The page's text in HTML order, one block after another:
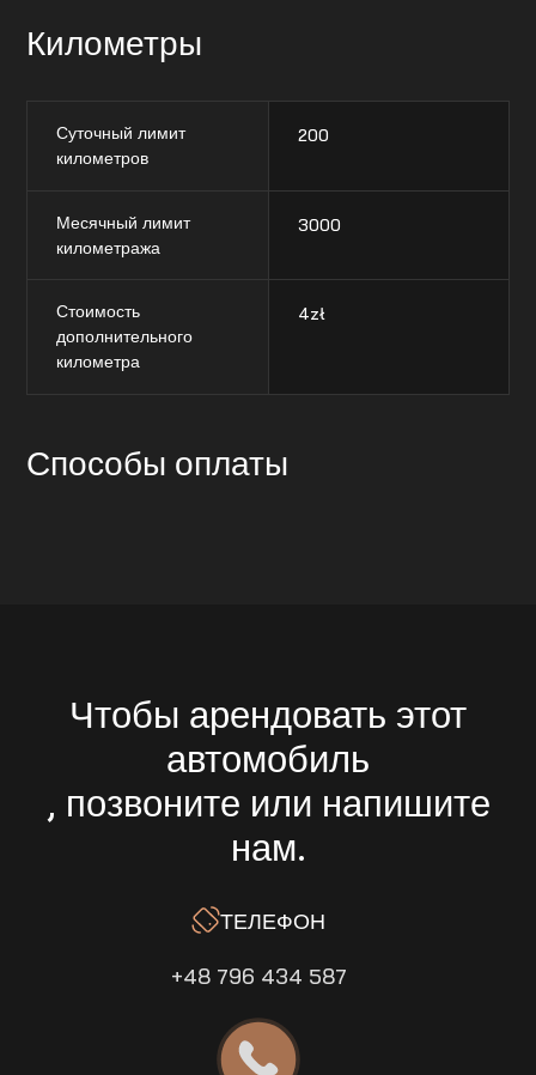
Километры
Суточный лимит
километров
200
Месячный лимит
километража
3000
Стоимость
дополнительного
километра
4zł
Способы оплаты
Чтобы арендовать этот
автомобиль
, позвоните или напишите
нам.
ТЕЛЕФОН
+48 796 434 587